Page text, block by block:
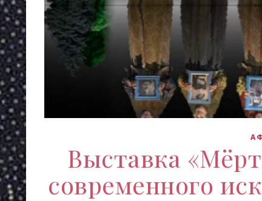
Выставка
современного